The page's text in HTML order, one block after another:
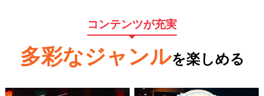
コンテンツが充実
多彩なジャンルを楽しめる